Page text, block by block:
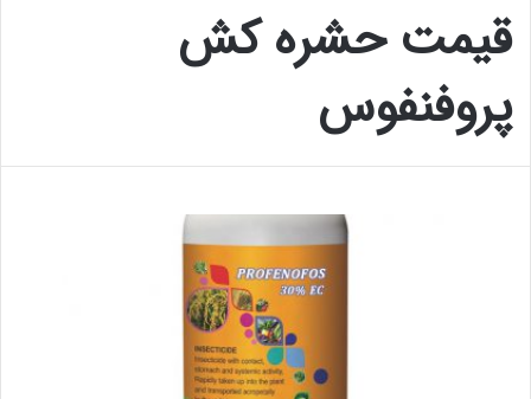
قیمت حشره کش
پروفنفوس